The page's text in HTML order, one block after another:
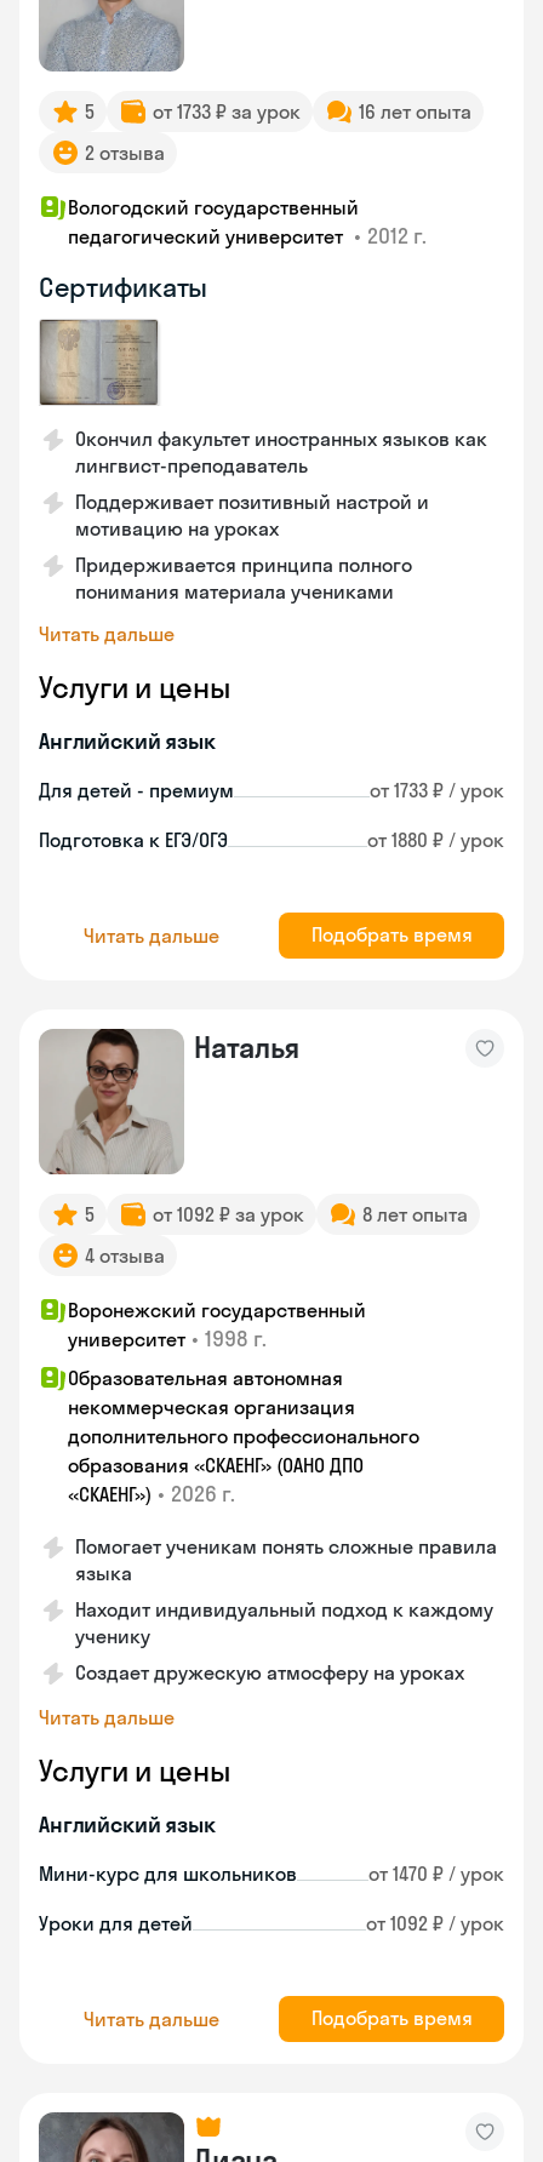
5 от 1733 ₽ за урок
16 лет опыта
2 отзыва
Вологодский государственный
педагогический университет • 2012 г.
Сертификаты
Окончил факультет иностранных языков как
лингвист-преподаватель
Поддерживает позитивный настрой и
мотивацию на уроках
Придерживается принципа полного
понимания материала учениками
Читать дальше
Услуги и цены
Английский язык
Для детей - премиум от 1733 ₽ / урок
Подготовка к ЕГЭ/ОГЭ от 1880 ₽ / урок
Читать дальше Подобрать время
Наталья
5 от 1092 ₽ за урок
8 лет опыта
4 отзыва
Воронежский государственный
университет • 1998 г.
Образовательная автономная
некоммерческая организация
дополнительного профессионального
образования «СКАЕНГ» (ОАНО ДПО
«СКАЕНГ») • 2026 г.
Помогает ученикам понять сложные правила
языка
Находит индивидуальный подход к каждому
ученику
Создает дружескую атмосферу на уроках
Читать дальше
Услуги и цены
Английский язык
Мини-курс для школьников от 1470 ₽ / урок
Уроки для детей от 1092 ₽ / урок
Читать дальше Подобрать время